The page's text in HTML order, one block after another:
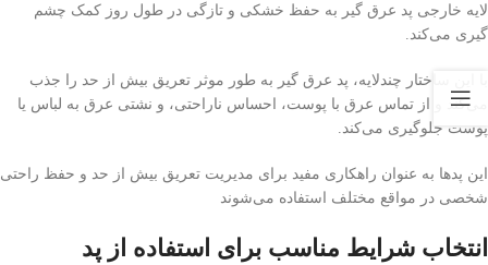
لایه خارجی پد عرق گیر به حفظ خشکی و تازگی در طول روز کمک چشم
گیری می‌کند.
با این ساختار چندلایه، پد عرق گیر به طور موثر تعریق بیش از حد را جذب
می‌کند و از تماس عرق با پوست، احساس ناراحتی، و نشتی عرق به لباس یا
پوست جلوگیری می‌کند.
این پد‌ها به عنوان راهکاری مفید برای مدیریت تعریق بیش از حد و حفظ راحتی
شخصی در مواقع مختلف استفاده می‌شوند
انتخاب شرایط مناسب برای استفاده از پد